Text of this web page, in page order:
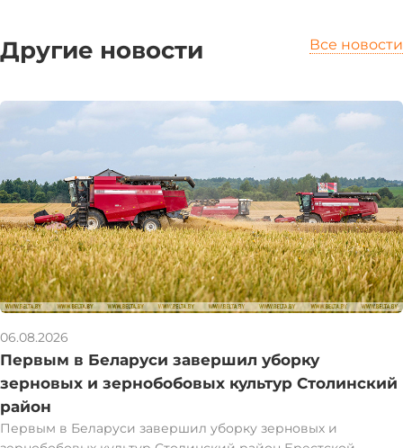
Другие новости Все новости
06.08.2026
Первым в Беларуси завершил уборку
зерновых и зернобобовых культур Столинский
район
Первым в Беларуси завершил уборку зерновых и